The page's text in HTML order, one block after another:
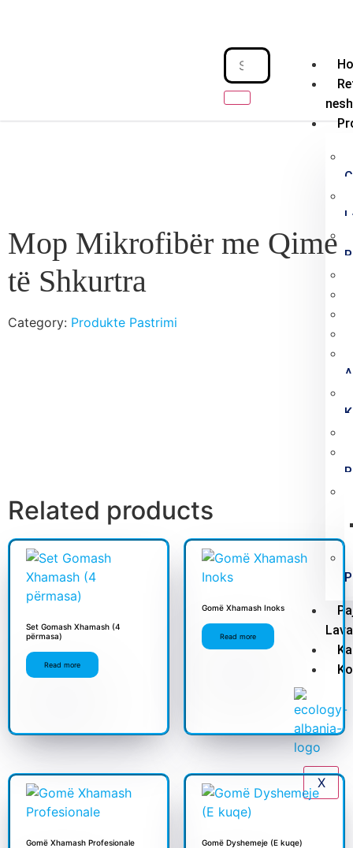
nesh
X
Mop Mikrofibër me Qime
të Shkurtra
Category: Produkte Pastrimi
Related products
Set Gomash Xhamash (4
përmasa)
Read more
Gomë Xhamash Inoks
Read more
Gomë Xhamash Profesionale Gomë Dyshemeje (E kuqe)